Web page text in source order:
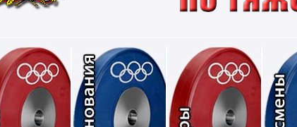
Новости Соревнования Тренеры